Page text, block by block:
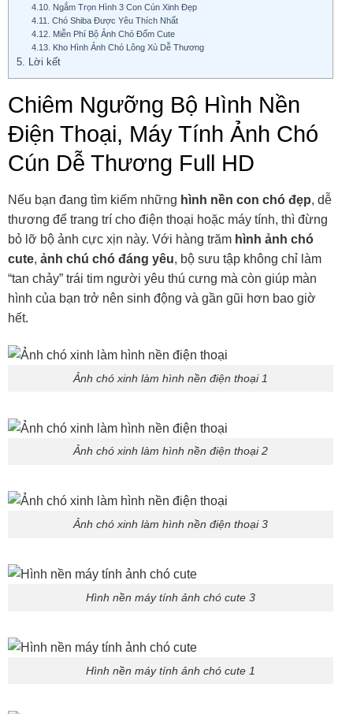
4.10. Ngắm Trọn Hình 3 Con Cún Xinh Đẹp
4.11.
Chó Shiba Được Yêu Thích Nhất
4.12. Miễn Phí Bộ Ảnh Chó Đốm Cute
4.13.
Kho Hình Ảnh Chó Lông Xù Dễ Thương
5. Lời kết
Chiêm Ngưỡng Bộ Hình Nền
Điện Thoại, Máy Tính Ảnh Chó
Cún Dễ Thương Full HD
Nếu bạn đang tìm kiếm những hình nền con chó đẹp, dễ
thương để trang trí cho điện thoại hoặc máy tính, thì đừng
bỏ lỡ bộ ảnh cực xịn này. Với hàng trăm hình ảnh chó
cute, ảnh chú chó đáng yêu, bộ sưu tập không chỉ làm
“tan chảy” trái tim người yêu thú cưng mà còn giúp màn
hình của bạn trở nên sinh động và gần gũi hơn bao giờ
hết.
Ảnh chó xinh làm hình nền điện thoại 1
Ảnh chó xinh làm hình nền điện thoại 2
Ảnh chó xinh làm hình nền điện thoại 3
Hình nền máy tính ảnh chó cute 3
Hình nền máy tính ảnh chó cute 1